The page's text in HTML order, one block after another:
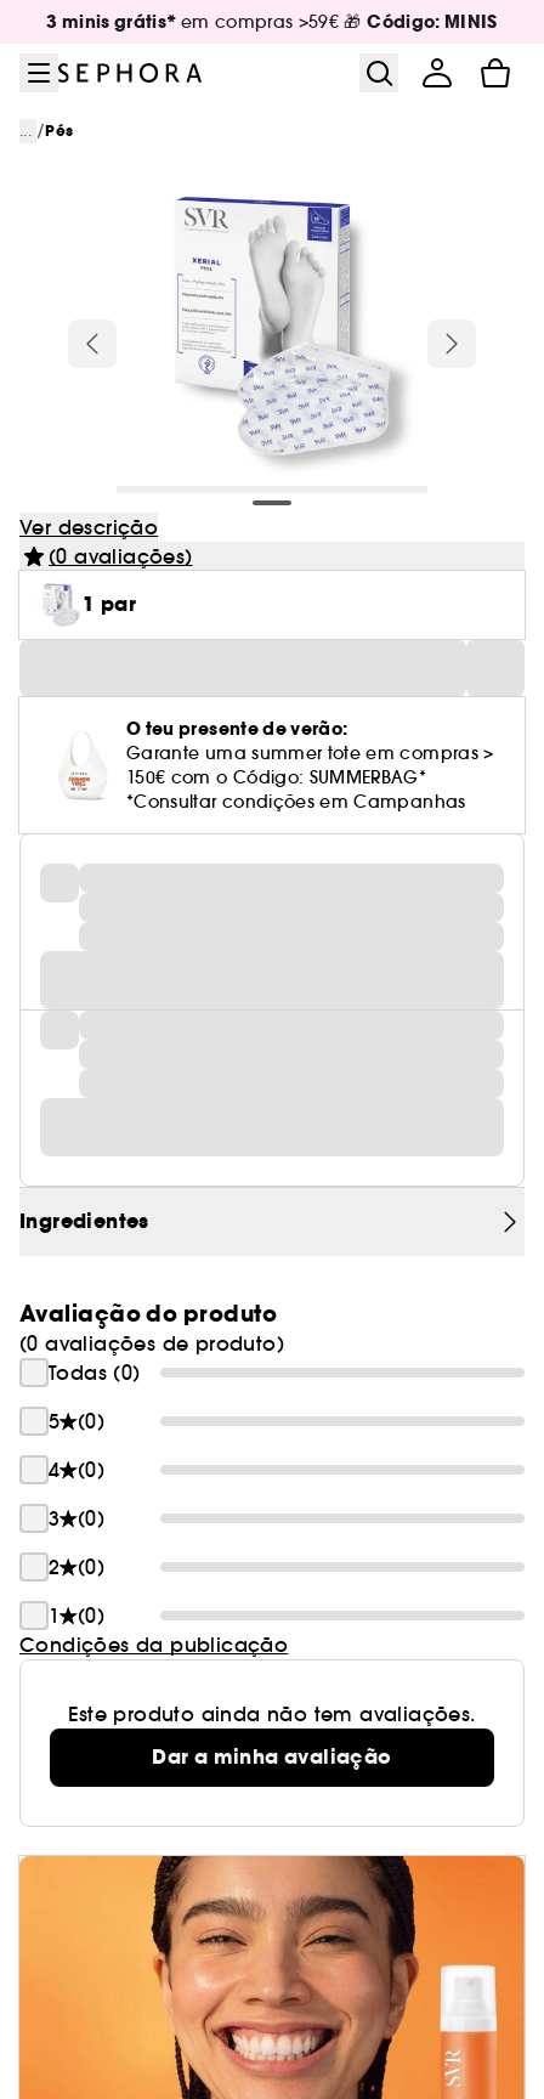
Ir para o menu
Ir para o conteúdo principal
Ir para o rodapé
3 minis grátis* em compras >59€ 🎁Código: MINIS
... /Pés
Ver descrição
(0 avaliações)
1 par
O teu presente de verão:
Garante uma summer tote em compras >
150€ com o Código: SUMMERBAG*
*Consultar condições em Campanhas
Ingredientes
Avaliação do produto
(0 avaliações de produto)
Todas (0)
5
(0)
4
(0)
3
(0)
2
(0)
1
(0)
Condições da publicação
Este produto ainda não tem avaliações.
Dar a minha avaliação